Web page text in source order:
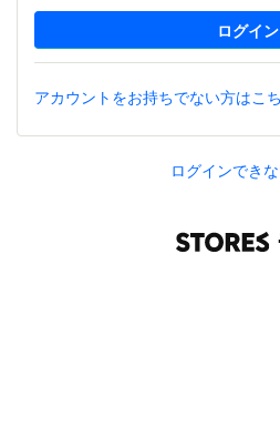
アカウントをお持ちでない方はこ
ログインでき